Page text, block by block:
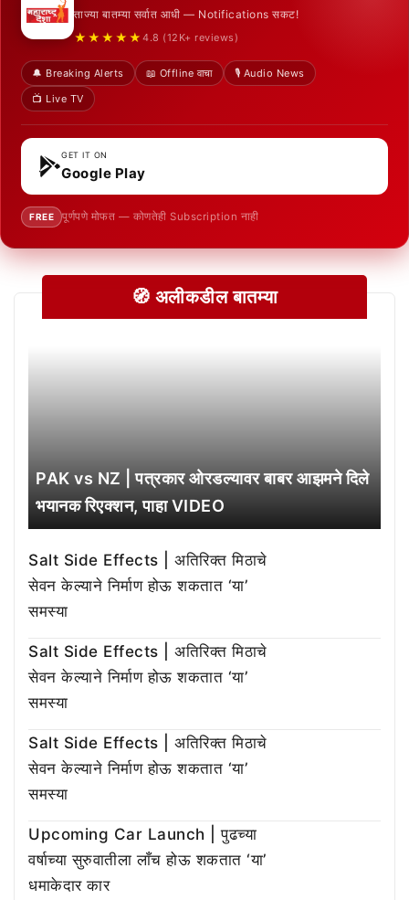
ताज्या बातम्या सर्वात आधी — Notifications सकट!
★★★★★ 4.8 (12K+ reviews)
🔔 Breaking Alerts 📖 Offline वाचा
🎙️ Audio News
📺 Live TV
GET IT ON
Google Play
FREE पूर्णपणे मोफत — कोणतेही Subscription नाही
🧭 अलीकडील बातम्या
PAK vs NZ | पत्रकार ओरडल्यावर बाबर आझमने दिले
भयानक रिएक्शन, पाहा VIDEO
Salt Side Effects | अतिरिक्त मिठाचे
सेवन केल्याने निर्माण होऊ शकतात ‘या’
समस्या
Salt Side Effects | अतिरिक्त मिठाचे
सेवन केल्याने निर्माण होऊ शकतात ‘या’
समस्या
Salt Side Effects | अतिरिक्त मिठाचे
सेवन केल्याने निर्माण होऊ शकतात ‘या’
समस्या
Upcoming Car Launch | पुढच्या
वर्षाच्या सुरुवातीला लाँच होऊ शकतात ‘या’
धमाकेदार कार